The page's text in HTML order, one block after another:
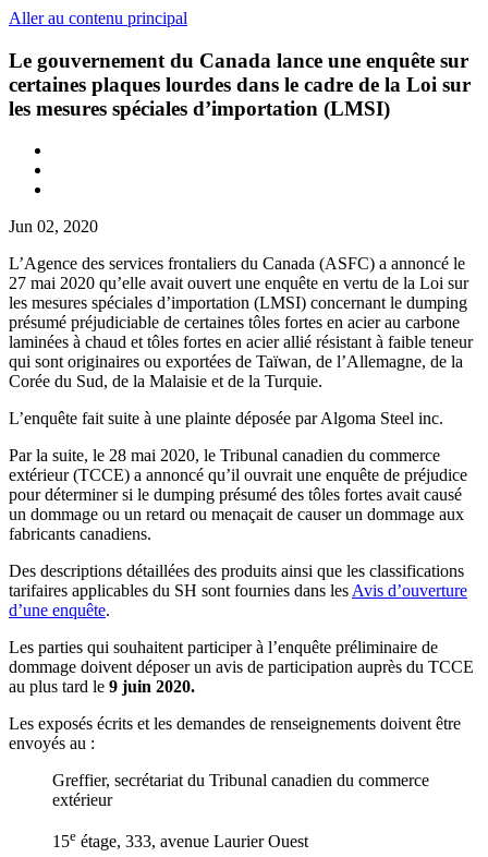
Aller au contenu principal
Le gouvernement du Canada lance une enquête sur
certaines plaques lourdes dans le cadre de la Loi sur
les mesures spéciales d’importation (LMSI)
Jun 02, 2020
L’Agence des services frontaliers du Canada (ASFC) a annoncé le
27 mai 2020 qu’elle avait ouvert une enquête en vertu de la Loi sur
les mesures spéciales d’importation (LMSI) concernant le dumping
présumé préjudiciable de certaines tôles fortes en acier au carbone
laminées à chaud et tôles fortes en acier allié résistant à faible teneur
qui sont originaires ou exportées de Taïwan, de l’Allemagne, de la
Corée du Sud, de la Malaisie et de la Turquie.
L’enquête fait suite à une plainte déposée par Algoma Steel inc.
Par la suite, le 28 mai 2020, le Tribunal canadien du commerce
extérieur (TCCE) a annoncé qu’il ouvrait une enquête de préjudice
pour déterminer si le dumping présumé des tôles fortes avait causé
un dommage ou un retard ou menaçait de causer un dommage aux
fabricants canadiens.
Des descriptions détaillées des produits ainsi que les classifications
tarifaires applicables du SH sont fournies dans lesAvis d’ouverture
d’une enquête.
Les parties qui souhaitent participer à l’enquête préliminaire de
dommage doivent déposer un avis de participation auprès du TCCE
au plus tard le 9 juin 2020.
Les exposés écrits et les demandes de renseignements doivent être
envoyés au :
Greffier, secrétariat du Tribunal canadien du commerce
extérieur
15e étage, 333, avenue Laurier Ouest